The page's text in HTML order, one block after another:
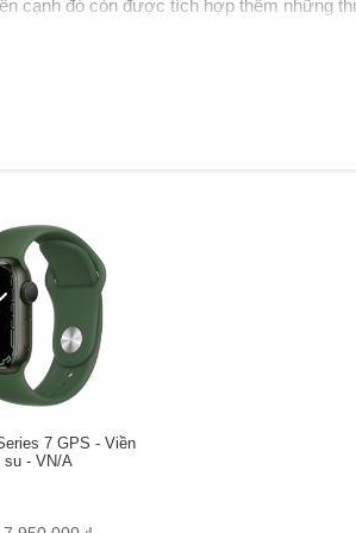
cạnh đó còn được tích hợp thêm những
sắc khác nhau. Những màu sắc được ra
khách hàng khác nhau.
sát vào cổ tay. Tuy nhiên lại không gây khó
một ngày dài.
7 GPS - Viền
su - VN/A